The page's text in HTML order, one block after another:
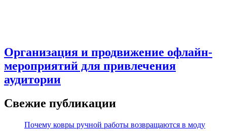
Организация и продвижение офлайн-
мероприятий для привлечения
аудитории
Свежие публикации
Почему ковры ручной работы возвращаются в моду